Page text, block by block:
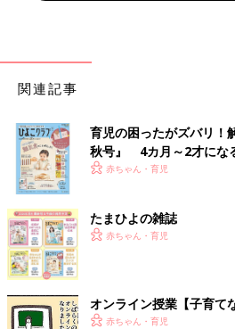
関連記事
育児の困ったがズバリ！
秋号』 4カ月～2才にな
いっぱい！
赤ちゃん・育児
たまひよの雑誌
赤ちゃん・育児
オンライン授業【子育て
赤ちゃん・育児